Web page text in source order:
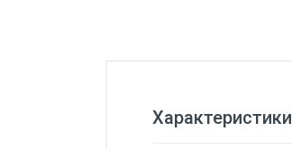
Характеристики